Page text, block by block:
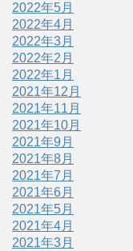
2022年5月
2022年4月
2022年3月
2022年2月
2022年1月
2021年12月
2021年11月
2021年10月
2021年9月
2021年8月
2021年7月
2021年6月
2021年5月
2021年4月
2021年3月